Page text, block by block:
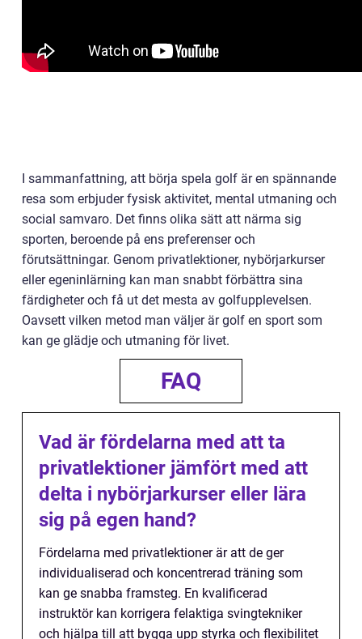
I sammanfattning, att börja spela golf är en spännande
resa som erbjuder fysisk aktivitet, mental utmaning och
social samvaro. Det finns olika sätt att närma sig
sporten, beroende på ens preferenser och
förutsättningar. Genom privatlektioner, nybörjarkurser
eller egeninlärning kan man snabbt förbättra sina
färdigheter och få ut det mesta av golfupplevelsen.
Oavsett vilken metod man väljer är golf en sport som
kan ge glädje och utmaning för livet.
FAQ
Vad är fördelarna med att ta
privatlektioner jämfört med att
delta i nybörjarkurser eller lära
sig på egen hand?
Fördelarna med privatlektioner är att de ger
individualiserad och koncentrerad träning som
kan ge snabba framsteg. En kvalificerad
instruktör kan korrigera felaktiga svingtekniker
och hjälpa till att bygga upp styrka och flexibilitet